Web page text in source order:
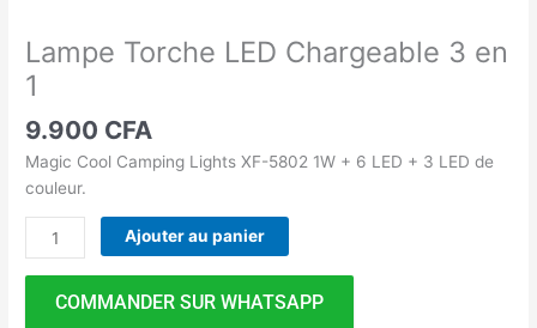
Lampe Torche LED Chargeable 3 en
1
9.900 CFA
Magic Cool Camping Lights XF-5802 1W + 6 LED + 3 LED de
couleur.
Ajouter au panier
COMMANDER SUR WHATSAPP